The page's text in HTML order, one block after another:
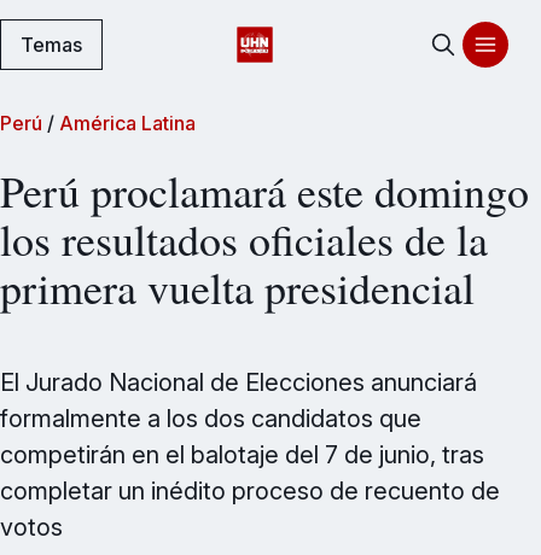
Temas
Perú / América Latina
Perú proclamará este domingo
los resultados oficiales de la
primera vuelta presidencial
El Jurado Nacional de Elecciones anunciará
formalmente a los dos candidatos que
competirán en el balotaje del 7 de junio, tras
completar un inédito proceso de recuento de
votos